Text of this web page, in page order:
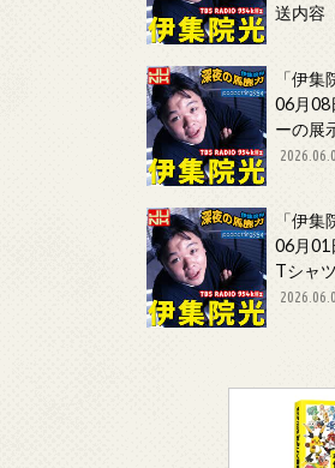
送内容
「伊
06月08
ーの展
「伊
06月01
Tシャ